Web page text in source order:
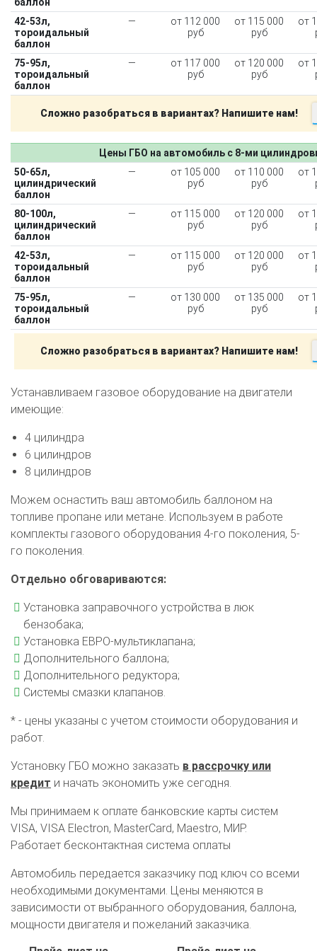
О автосервисе
Установка ГБО за 6 часов
2-го поколения 4-го поколения
5-го поколения
OMVL Digitronic
42-53л,
тороидальный
баллон
—
от 112 000
руб
от 115 000
руб
от
75-95л,
тороидальный
баллон
—
от 117 000
руб
от 120 000
руб
от
Сложно разобраться в вариантах? Напишите нам!
Цены ГБО на автомобиль с 8-ми
50-65л,
цилиндрический
баллон
—
от 105 000
руб
от 110 000
руб
от
80-100л,
цилиндрический
баллон
—
от 115 000
руб
от 120 000
руб
от
42-53л,
тороидальный
баллон
—
от 115 000
руб
от 120 000
руб
от
75-95л,
тороидальный
баллон
—
от 130 000
руб
от 135 000
руб
от
Сложно разобраться в вариантах? Напишите нам!
Устанавливаем газовое оборудование на двигатели
имеющие:
4 цилиндра
6 цилиндров
8 цилиндров
Можем оснастить ваш автомобиль баллоном на
топливе пропане или метане. Используем в работе
комплекты газового оборудования 4-го поколения, 5-
го поколения.
Отдельно обговариваются:
Установка заправочного устройства в люк
бензобака;
Установка ЕВРО-мультиклапана;
Дополнительного баллона;
Дополнительного редуктора;
Системы смазки клапанов.
* - цены указаны с учетом стоимости оборудования и
работ.
Установку ГБО можно заказать в рассрочку или
кредит и начать экономить уже сегодня.
Мы принимаем к оплате банковские карты систем
VISA, VISA Electron, MasterCard, Maestro, МИР.
Работает бесконтактная система оплаты
Автомобиль передается заказчику под ключ со всеми
необходимыми документами. Цены меняются в
зависимости от выбранного оборудования, баллона,
мощности двигателя и пожеланий заказчика.